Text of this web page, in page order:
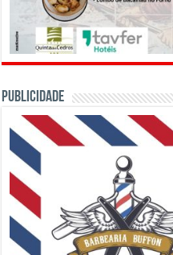
PUBLICIDADE